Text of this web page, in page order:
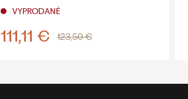
VYPRODANÉ
111,11 € 123,50 €